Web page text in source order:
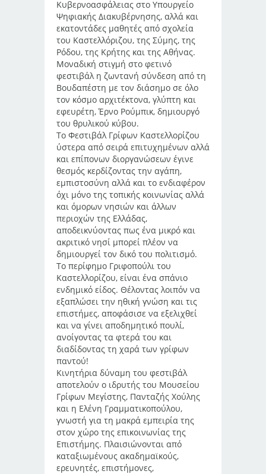
Κυβερνοασφάλειας στο Υπουργείο
Ψηφιακής Διακυβέρνησης, αλλά και
εκατοντάδες μαθητές από σχολεία
του Καστελλόριζου, της Σύμης, της
Ρόδου, της Κρήτης και της Αθήνας.
Μοναδική στιγμή στο φετινό
φεστιβάλ η ζωντανή σύνδεση από τη
Βουδαπέστη με τον διάσημο σε όλο
τον κόσμο αρχιτέκτονα, γλύπτη και
εφευρέτη, Έρνο Ρούμπικ, δημιουργό
του θρυλικού κύβου.
Το Φεστιβάλ Γρίφων Καστελλορίζου
ύστερα από σειρά επιτυχημένων αλλά
και επίπονων διοργανώσεων έγινε
θεσμός κερδίζοντας την αγάπη,
εμπιστοσύνη αλλά και το ενδιαφέρον
όχι μόνο της τοπικής κοινωνίας αλλά
και όμορων νησιών και άλλων
περιοχών της Ελλάδας,
αποδεικνύοντας πως ένα μικρό και
ακριτικό νησί μπορεί πλέον να
δημιουργεί τον δικό του πολιτισμό.
Το περίφημο Γριφοπούλι του
Καστελλορίζου, είναι ένα σπάνιο
ενδημικό είδος. Θέλοντας λοιπόν να
εξαπλώσει την ηθική γνώση και τις
επιστήμες, αποφάσισε να εξελιχθεί
και να γίνει αποδημητικό πουλί,
ανοίγοντας τα φτερά του και
διαδίδοντας τη χαρά των γρίφων
παντού!
Κινητήρια δύναμη του φεστιβάλ
αποτελούν ο ιδρυτής του Μουσείου
Γρίφων Μεγίστης, Πανταζής Χούλης
και η Ελένη Γραμματικοπούλου,
γνωστή για τη μακρά εμπειρία της
στον χώρο της επικοινωνίας της
Επιστήμης. Πλαισιώνονται από
καταξιωμένους ακαδημαϊκούς,
ερευνητές, επιστήμονες,